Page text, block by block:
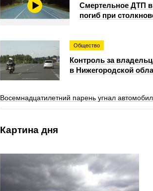
Смертельное ДТП в
погиб при
Общество
Контроль за
в Нижегородской
Восемнадцатилетний парень угнал
Картина дня